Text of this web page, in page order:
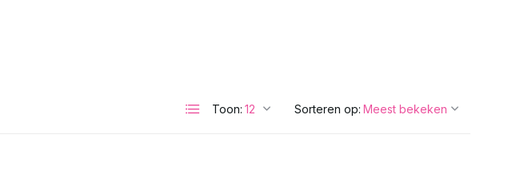
Toon: Sorteren op: